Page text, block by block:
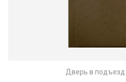
Дверь в подъезд